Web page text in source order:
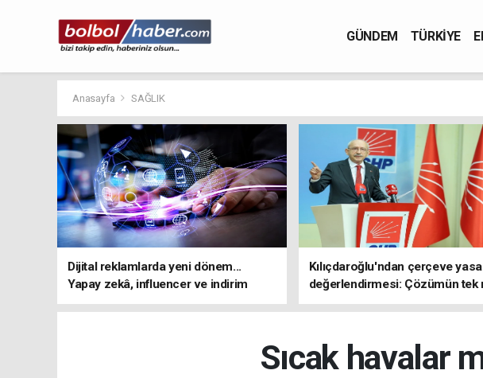
GÜNDEM TÜRKİYE
Anasayfa SAĞLIK
Dijital reklamlarda yeni dönem...
Yapay zekâ, influencer ve indirim
kampanyalarına sıkı kurallar
Kılıçdaroğlu'ndan çerçeve yasa
değerlendirmesi: Çözümün tek
adresi TBMM'dir
Sıcak havalar